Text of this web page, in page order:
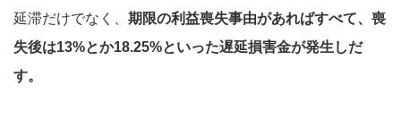
延滞だけでなく、 期限の利益喪失事由があればすべて、喪
失後は13%とか18.25%といった遅延損害金が発生しだ
す。